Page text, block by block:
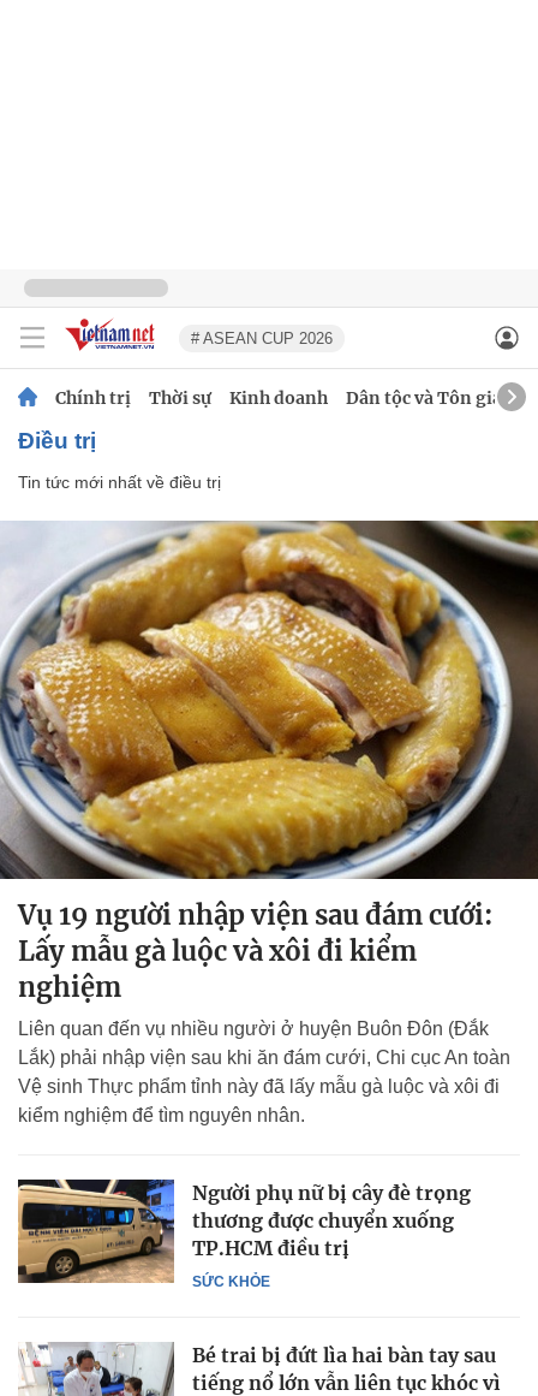
# ASEAN CUP 2026
Chính trị Thời sự Kinh doanh Dân tộc và Tôn giáo
điều trị
Tin tức mới nhất về điều trị
Vụ 19 người nhập viện sau đám cưới:
Lấy mẫu gà luộc và xôi đi kiểm
nghiệm
Liên quan đến vụ nhiều người ở huyện Buôn Đôn (Đắk
Lắk) phải nhập viện sau khi ăn đám cưới, Chi cục An toàn
Vệ sinh Thực phẩm tỉnh này đã lấy mẫu gà luộc và xôi đi
kiểm nghiệm để tìm nguyên nhân.
SỨC KHỎE
Người phụ nữ bị cây đè trọng
thương được chuyển xuống
TP.HCM điều trị
Bé trai bị đứt lìa hai bàn tay sau
tiếng nổ lớn vẫn liên tục khóc vì